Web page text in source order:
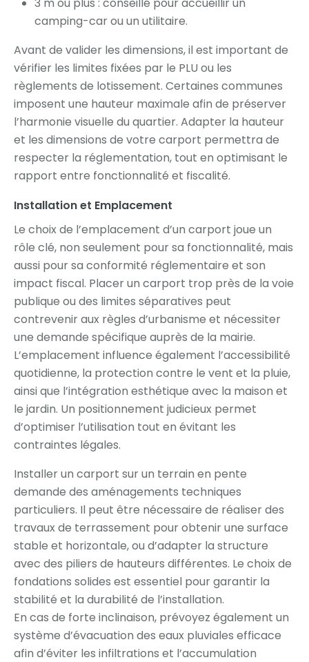
camping-car ou un utilitaire.
Avant de valider les dimensions, il est important de
vérifier les limites fixées par le PLU ou les
règlements de lotissement. Certaines communes
imposent une hauteur maximale afin de préserver
l’harmonie visuelle du quartier. Adapter la hauteur
et les dimensions de votre carport permettra de
respecter la réglementation, tout en optimisant le
rapport entre fonctionnalité et fiscalité.
Installation et Emplacement
Le choix de l’emplacement d’un carport joue un
rôle clé, non seulement pour sa fonctionnalité, mais
aussi pour sa conformité réglementaire et son
impact fiscal. Placer un carport trop près de la voie
publique ou des limites séparatives peut
contrevenir aux règles d’urbanisme et nécessiter
une demande spécifique auprès de la mairie.
L’emplacement influence également l’accessibilité
quotidienne, la protection contre le vent et la pluie,
ainsi que l’intégration esthétique avec la maison et
le jardin. Un positionnement judicieux permet
d’optimiser l’utilisation tout en évitant les
contraintes légales.
Installer un carport sur un terrain en pente
demande des aménagements techniques
particuliers. Il peut être nécessaire de réaliser des
travaux de terrassement pour obtenir une surface
stable et horizontale, ou d’adapter la structure
avec des piliers de hauteurs différentes. Le choix de
fondations solides est essentiel pour garantir la
stabilité et la durabilité de l’installation.
En cas de forte inclinaison, prévoyez également un
système d’évacuation des eaux pluviales efficace
afin d’éviter les infiltrations et l’accumulation